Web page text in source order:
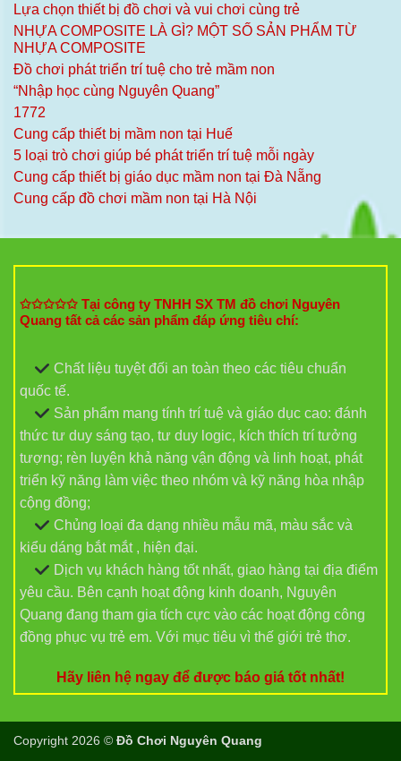
Lựa chọn thiết bị đồ chơi và vui chơi cùng trẻ
NHỰA COMPOSITE LÀ GÌ? MỘT SỐ SẢN PHẨM TỪ
NHỰA COMPOSITE
Đồ chơi phát triển trí tuệ cho trẻ mầm non
“Nhập học cùng Nguyên Quang”
1772
Cung cấp thiết bị mầm non tại Huế
5 loại trò chơi giúp bé phát triển trí tuệ mỗi ngày
Cung cấp thiết bị giáo dục mầm non tại Đà Nẵng
Cung cấp đồ chơi mầm non tại Hà Nội
✩✩✩✩✩ Tại công ty TNHH SX TM đồ chơi Nguyên
Quang tất cả các sản phẩm đáp ứng tiêu chí:
Chất liệu tuyệt đối an toàn theo các tiêu chuẩn
quốc tế.
Sản phẩm mang tính trí tuệ và giáo dục cao: đánh
thức tư duy sáng tạo, tư duy logic, kích thích trí tưởng
tượng; rèn luyện khả năng vận động và linh hoạt, phát
triển kỹ năng làm việc theo nhóm và kỹ năng hòa nhập
cộng đồng;
Chủng loại đa dạng nhiều mẫu mã, màu sắc và
kiểu dáng bắt mắt , hiện đại.
Dịch vụ khách hàng tốt nhất, giao hàng tại địa điểm
yêu cầu. Bên cạnh hoạt động kinh doanh, Nguyên
Quang đang tham gia tích cực vào các hoạt động công
đồng phục vụ trẻ em. Với mục tiêu vì thế giới trẻ thơ.
Hãy liên hệ ngay để được báo giá tốt nhất!
Copyright 2026 © Đồ Chơi Nguyên Quang